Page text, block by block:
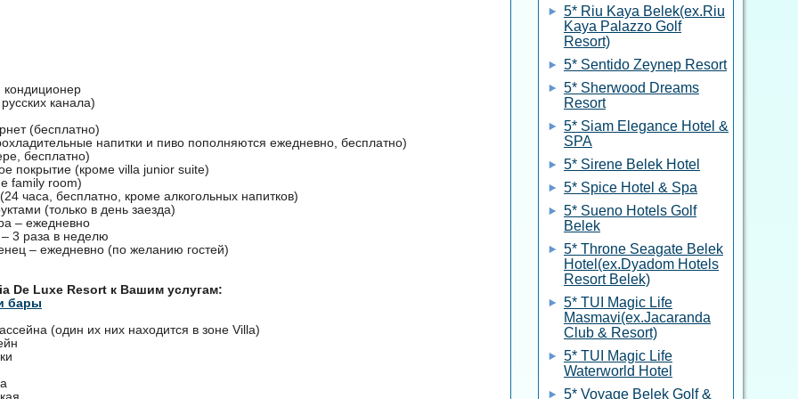
кондиционер
канала)
(бесплатно)
напитки и пиво пополняются ежедневно, бесплатно)
бесплатно)
покрытие (кроме villa junior suite)
family room)
часа, бесплатно, кроме алкогольных напитков)
(только в день заезда)
– ежедневно
3 раза в неделю
– ежедневно (по желанию гостей)
De Luxe Resort к Вашим услугам:
бары
(один их них находится в зоне Villa)
5* Riu Kaya Belek(ex.Riu
Kaya Palazzo Golf
Resort)
5* Sentido Zeynep Resort
5* Sherwood Dreams
Resort
5* Siam Elegance Hotel &
SPA
5* Sirene Belek Hotel
5* Spice Hotel & Spa
5* Sueno Hotels Golf
Belek
5* Throne Seagate Belek
Hotel(ex.Dyadom Hotels
Resort Belek)
5* TUI Magic Life
Masmavi(ex.Jacaranda
Club & Resort)
5* TUI Magic Life
Waterworld Hotel
5* Voyage Belek Golf &